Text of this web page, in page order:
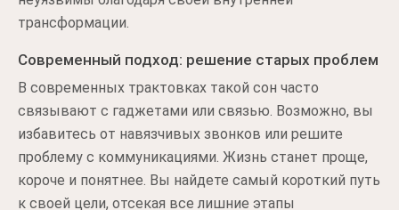
трансформации.
Современный подход: решение старых проблем
В современных трактовках такой сон часто
связывают с гаджетами или связью. Возможно, вы
избавитесь от навязчивых звонков или решите
проблему с коммуникациями. Жизнь станет проще,
короче и понятнее. Вы найдете самый короткий путь
к своей цели, отсекая все лишние этапы